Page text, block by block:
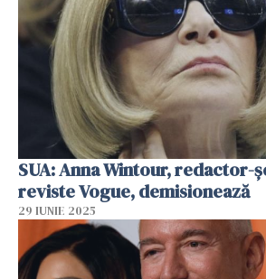
SUA: Anna Wintour, redactor-
reviste Vogue, demisionează
29 IUNIE 2025